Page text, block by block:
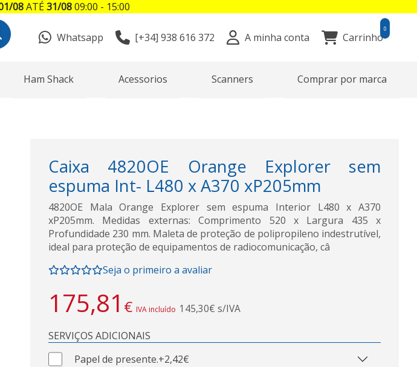
Whatsapp [+34] 938 616 372 A minha conta Carrinho
0
Ham Shack Acessorios Scanners Comprar por marca
Caixa 4820OE Orange Explorer sem
espuma Int- L480 x A370 xP205mm
4820OE Mala Orange Explorer sem espuma Interior L480 x A370
xP205mm. Medidas externas: Comprimento 520 x Largura 435 x
Profundidade 230 mm. Maleta de proteção de polipropileno indestrutível,
ideal para proteção de equipamentos de radiocomunicação, câ
Seja o primeiro a avaliar
175,81 € IVA incluído 145,30€ s/IVA
SERVIÇOS ADICIONAIS
Papel de presente.+2,42€
08ATÉ31/0809:00 - 15:00